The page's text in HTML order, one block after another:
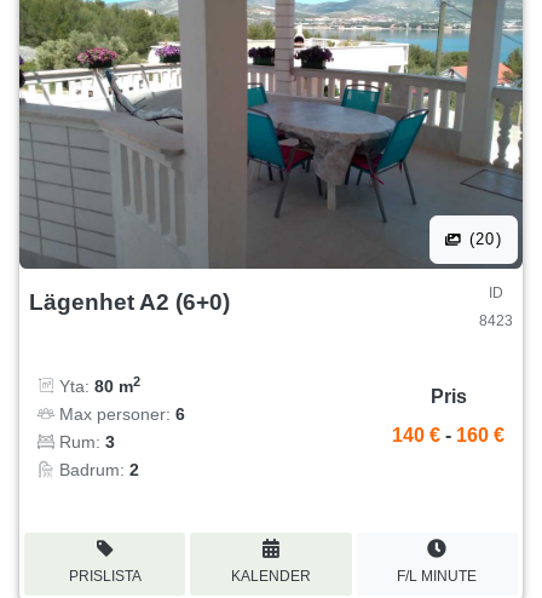
(20)
Lägenhet A2 (6+0)
ID
8423
Yta: 80 m2
Max personer: 6
Rum: 3
Badrum: 2
Pris
140 € - 160 €
PRISLISTA KALENDER F/L MINUTE